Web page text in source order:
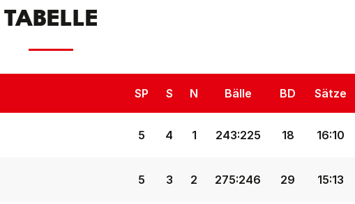
TABELLE
SP S N Bälle BD Sätze
5 4 1 243:225 18 16:10
5 3 2 275:246 29 15:13